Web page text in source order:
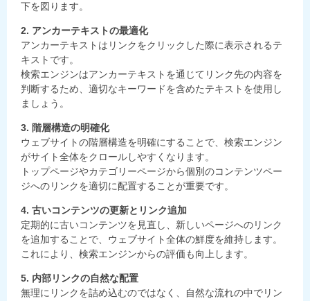
下を図ります。
2. アンカーテキストの最適化
アンカーテキストはリンクをクリックした際に表示されるテ
キストです。
検索エンジンはアンカーテキストを通じてリンク先の内容を
判断するため、適切なキーワードを含めたテキストを使用し
ましょう。
3. 階層構造の明確化
ウェブサイトの階層構造を明確にすることで、検索エンジン
がサイト全体をクロールしやすくなります。
トップページやカテゴリーページから個別のコンテンツペー
ジへのリンクを適切に配置することが重要です。
4. 古いコンテンツの更新とリンク追加
定期的に古いコンテンツを見直し、新しいページへのリンク
を追加することで、ウェブサイト全体の鮮度を維持します。
これにより、検索エンジンからの評価も向上します。
5. 内部リンクの自然な配置
無理にリンクを詰め込むのではなく、自然な流れの中でリン